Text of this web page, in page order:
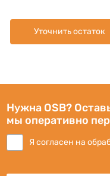
Уточнить остаток
Нужна OSB?
мы оперативно
Я согласен на